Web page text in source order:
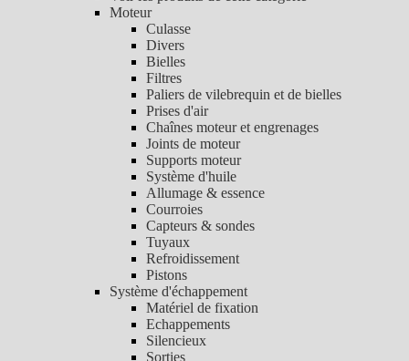
Moteur
Culasse
Divers
Bielles
Filtres
Paliers de vilebrequin et de bielles
Prises d'air
Chaînes moteur et engrenages
Joints de moteur
Supports moteur
Système d'huile
Allumage & essence
Courroies
Capteurs & sondes
Tuyaux
Refroidissement
Pistons
Système d'échappement
Matériel de fixation
Echappements
Silencieux
Sorties